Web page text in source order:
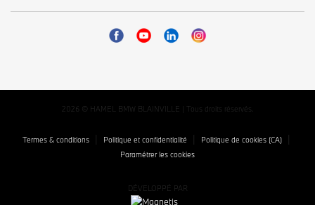
2026 © HAMEL BMW BLAINVILLE | Tous droits réservés.
Termes & conditions| Politique et confidentialité Politique de cookies (CA)|
Paramétrer les cookies
DÉVELOPPÉ PAR